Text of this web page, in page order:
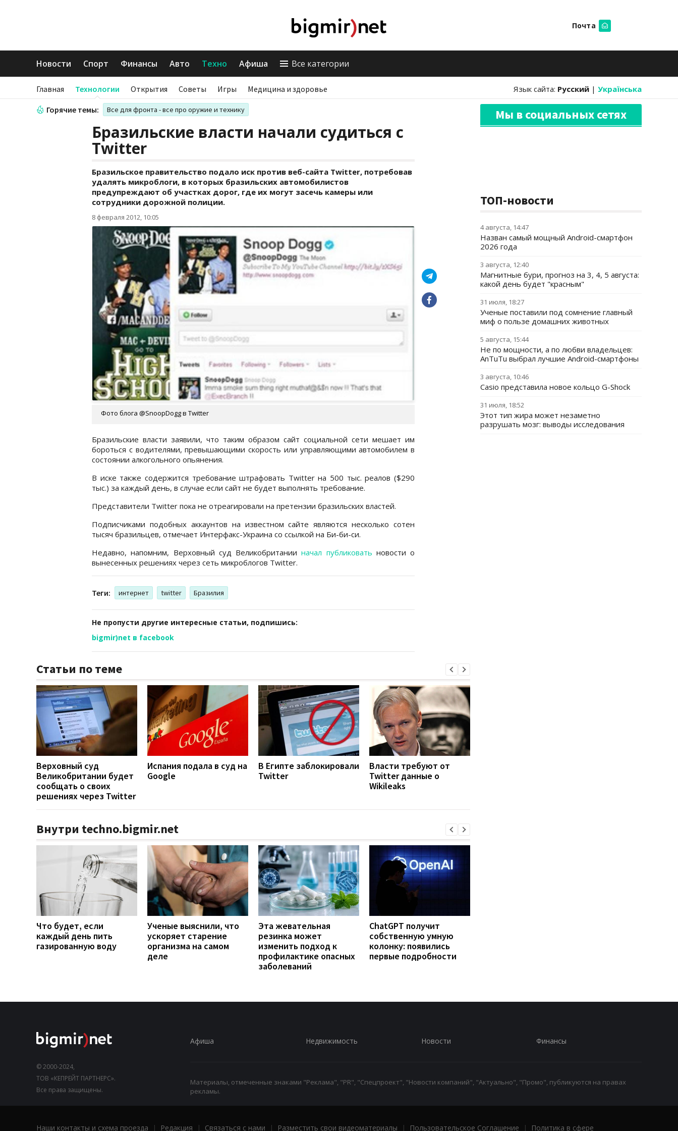
Почта
Новости Спорт Финансы Авто Техно Афиша Все категории
Главная Технологии Открытия Советы Игры Медицина и здоровье Язык сайта: Русский | Українська
Горячие темы: Все для фронта - все про оружие и технику
Бразильские власти начали судиться с
Twitter
Бразильское правительство подало иск против веб-сайта Twitter, потребовав
удалять микроблоги, в которых бразильских автомобилистов
предупреждают об участках дорог, где их могут засечь камеры или
сотрудники дорожной полиции.
8 февраля 2012, 10:05
Фото блога @SnoopDogg в Twitter
Бразильские власти заявили, что таким образом сайт социальной сети мешает им
бороться с водителями, превышающими скорость или управляющими автомобилем в
состоянии алкогольного опьянения.
В иске также содержится требование штрафовать Twitter на 500 тыс. реалов ($290
тыс.) за каждый день, в случае если сайт не будет выполнять требование.
Представители Twitter пока не отреагировали на претензии бразильских властей.
Подписчиками подобных аккаунтов на известном сайте являются несколько сотен
тысяч бразильцев, отмечает Интерфакс-Украина со ссылкой на Би-би-си.
Недавно, напомним, Верховный суд Великобританииначал публиковать новости о
вынесенных решениях через сеть микроблогов Twitter.
Теги: интернет twitter Бразилия
Не пропусти другие интересные статьи, подпишись:
bigmir)net в facebook
Статьи по теме
Верховный суд
Великобритании будет
сообщать о своих
решениях через Twitter
Испания подала в суд на
Google
В Египте заблокировали
Twitter
Власти требуют от
Twitter данные о
Wikileaks
Внутри techno.bigmir.net
Что будет, если
каждый день пить
газированную воду
Ученые выяснили, что
ускоряет старение
организма на самом
деле
Эта жевательная
резинка может
изменить подход к
профилактике опасных
заболеваний
ChatGPT получит
собственную умную
колонку: появились
первые подробности
Мы в социальных сетях
ТОП-новости
4 августа, 14:47
Назван самый мощный Android-смартфон
2026 года
3 августа, 12:40
Магнитные бури, прогноз на 3, 4, 5 августа:
какой день будет "красным"
31 июля, 18:27
Ученые поставили под сомнение главный
миф о пользе домашних животных
5 августа, 15:44
Не по мощности, а по любви владельцев:
AnTuTu выбрал лучшие Android-смартфоны
3 августа, 10:46
Casio представила новое кольцо G-Shock
31 июля, 18:52
Этот тип жира может незаметно
разрушать мозг: выводы исследования
© 2000-2024,
ТОВ «КЕПРЕЙТ ПАРТНЕРС».
Все права защищены.
Афиша Недвижимость Новости Финансы
Материалы, отмеченные знаками "Реклама", "PR", "Спецпроект", "Новости компаний", "Актуально", "Промо", публикуются на правах
рекламы.
Наши контакты и схема проезда | Редакция | Связаться с нами | Разместить свои видеоматериалы | Пользовательское Соглашение | Политика в сфере